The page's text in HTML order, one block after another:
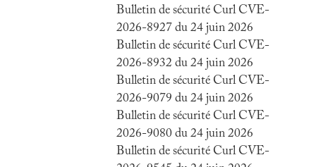
Bulletin de sécurité Curl CVE-
2026-8927 du 24 juin 2026
Bulletin de sécurité Curl CVE-
2026-8932 du 24 juin 2026
Bulletin de sécurité Curl CVE-
2026-9079 du 24 juin 2026
Bulletin de sécurité Curl CVE-
2026-9080 du 24 juin 2026
Bulletin de sécurité Curl CVE-